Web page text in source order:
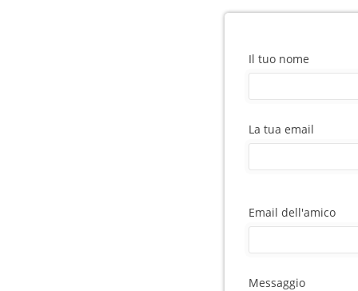
Il tuo nome
La tua email
Email dell'amico
Messaggio